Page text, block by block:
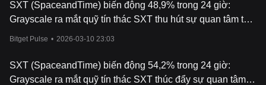
SXT (SpaceandTime) biến động 48,9% trong 24 giờ:
Grayscale ra mắt quỹ tín thác SXT thu hút sự quan tâm từ
Bitget Pulse • 2026-03-10 23:03
SXT (SpaceandTime) biến động 54,2% trong 24 giờ:
Grayscale ra mắt quỹ tín thác SXT thúc đẩy sự quan tâm